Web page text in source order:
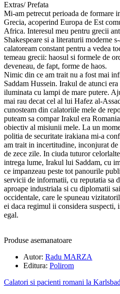
Extras/ Prefata
Mi-am petrecut perioada de formare
Grecia, acoperind Europa de Est
Africa. Interesul meu pentru grecii
Shakespeare si a literaturii moderne
calatoream constant pentru a vedea
temeau grecii: haosul si formele de
deveneau, de fapt, forme de haos.
Nimic din ce am trait nu a fost mai
Saddam Hussein. Irakul de atunci
iluminata cu lampi de mare putere.
mai rau decat cel al lui Hafez al-
cunosteam din calatoriile mele de
puteam sa compar Irakul era
obiectiv al misiunii mele. La un
politia de securitate irakiana mi-a
am trait in incertitudine, inconjurat
de zece zile. In ciuda tuturor
intrega lume, Irakul lui Saddam, cu
ce impanzeau peste tot panourile
servicii de informatii, cu reputatia sa
aproape industriala si cu diplomatii
occidentale, care le spuneau
ei daca regimul ii considera suspecti,
egal.
Produse asemanatoare
Autor: Radu MARZA
Editura: Polirom
Calatori si pacienti romani la